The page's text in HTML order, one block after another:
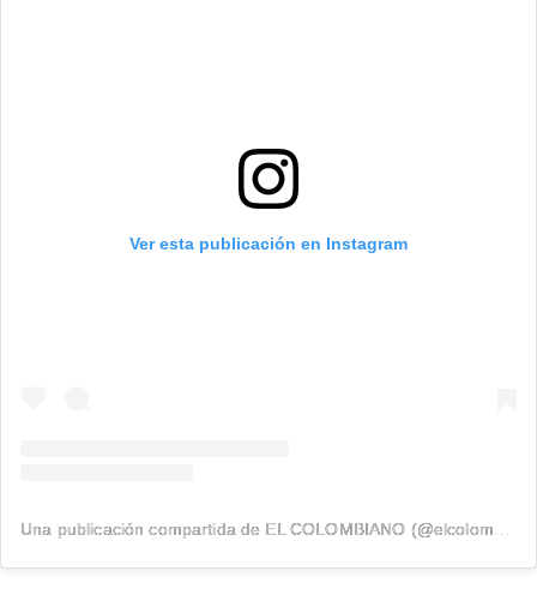
Ver esta publicación en Instagram